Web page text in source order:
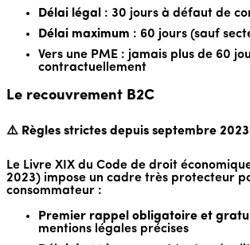
Délai légal
: 30 jours à défaut de
Délai maximum : 60 jours (sauf
Vers une PME : jamais plus de 60
contractuellement
Le recouvrement B2C
⚠️ Règles strictes depuis septembre 2023
Le Livre XIX du Code de droit
2023) impose un cadre très protecteur
consommateur :
Premier rappel obligatoire et
mentions légales précises